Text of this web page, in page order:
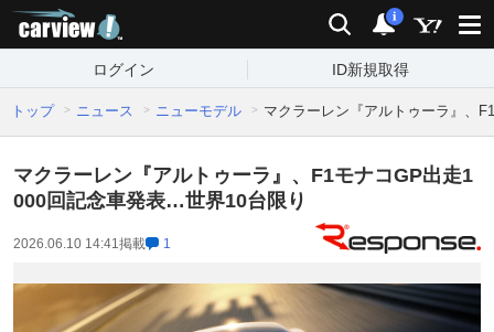
検索 通知
i
ログイン ID新規取得
トップ ニュース ニューモデル マクラーレン『アルトゥーラ』、
マクラーレン『アルトゥーラ』、F1モナコGP出走1
000回記念車発表…世界10台限り
2026.06.10 14:41 掲載 1